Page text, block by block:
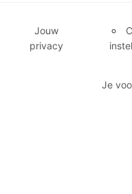
Jouw
privacy
Je